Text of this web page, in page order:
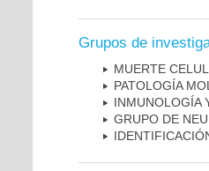
Grupos de
MUERTE
PATOLOGÍA
INMUNOLOGÍA
GRUPO DE